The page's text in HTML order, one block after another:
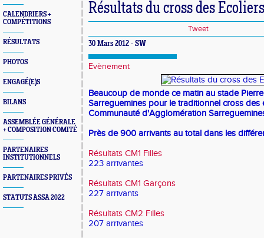
CALENDRIERS +
COMPÉTITIONS
RÉSULTATS
PHOTOS
ENGAGÉ(E)S
BILANS
ASSEMBLÉE GÉNÉRALE
+ COMPOSITION COMITÉ
PARTENAIRES
INSTITUTIONNELS
PARTENAIRES PRIVÉS
STATUTS ASSA 2022
Résultats du cross des Ecoliers
Tweet
30 Mars 2012 - SW
Evènement
Beaucoup de monde ce matin au stade
Sarreguemines pour le traditionnel cross des
Communauté d'Agglomération
Près de 900 arrivants au total dans les
Résultats CM1 Filles
223 arrivantes
Résultats CM1 Garçons
227 arrivants
Résultats CM2 Filles
207 arrivantes